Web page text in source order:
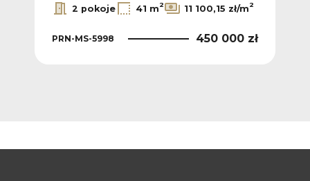
2 pokoje
41 m2 11 100,15 zł/m2
PRN-MS-5998 450 000 zł